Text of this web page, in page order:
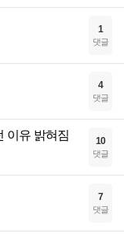
1
댓글
4
댓글
이유 밝혀짐 10
댓글
7
댓글